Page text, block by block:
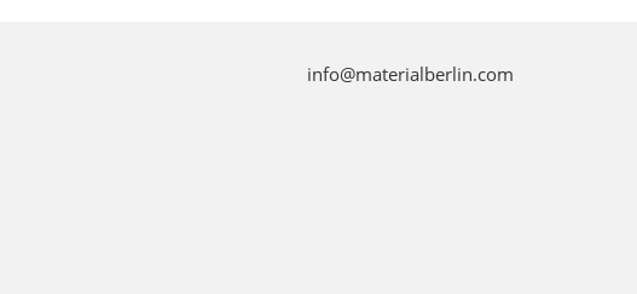
info@materialberlin.com